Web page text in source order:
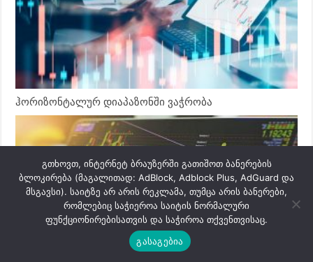
ჰორიზონტალურ დიაპაზონში ვაჭრობა
გთხოვთ, ინტერნეტ ბრაუზერში გათიშოთ ბანერების
ბლოკირება (მაგალითად: AdBlock, Adblock Plus, AdGuard და
მსგავსი). საიტზე არ არის რეკლამა, თუმცა არის ბანერები,
რომლებიც საჭიეროა საიტის ნორმალური
ფუნქციონირებისათვის და საჭიროა თქვენთვისაც.
გასაგებია